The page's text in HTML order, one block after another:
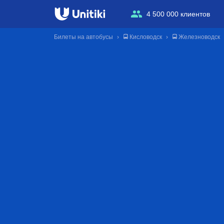
4 500 000 клиентов
Билеты на автобусы 🚍 Кисловодск 🚍 Железноводск